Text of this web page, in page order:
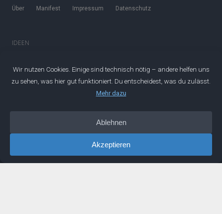
Über Manifest Impressum Datenschutz
IDEEN
Artikel
Newsletter
Buchempfehlungen